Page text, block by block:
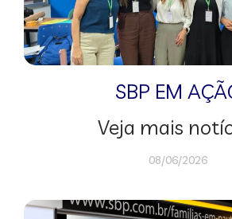
SBP EM
Veja mais
08/06/2026